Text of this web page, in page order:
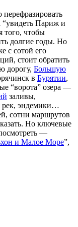
“увидеть Париж и
того, чтобы
долгие годы. Но
с сотой его
стоит обратить
дорогу, Большую
в Бурятии,
“ворота” озера —
заливы,
рек, эндемики…
сотни маршрутов
Но ключевые
—
и Малое Море”,